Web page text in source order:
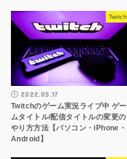
Twitch
2022.05.17
Twitchのゲーム実況ライブ中 ゲー
ムタイトル/配信タイトルの変更の
やり方方法【パソコン・iPhone・
Android】